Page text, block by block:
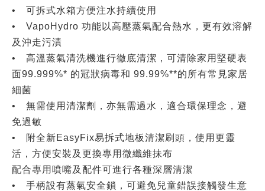
• 可拆式水箱方便注水持續使用
• VapoHydro 功能以高壓蒸氣配合熱水，更有效溶解
及沖走污漬
• 高溫蒸氣清洗機進行徹底清潔，可清除家用堅硬表
面99.999%* 的冠狀病毒和 99.99%**的所有常見家居
細菌
• 無需使用清潔劑，亦無需過水，適合環保理念，避
免過敏
• 附全新EasyFix易拆式地板清潔刷頭，使用更靈
活，方便安裝及更換專用微纖維抺布
配合專用噴嘴及配件可進行各種深層清潔
• 手柄設有蒸氣安全鎖，可避免兒童錯誤接觸發生意